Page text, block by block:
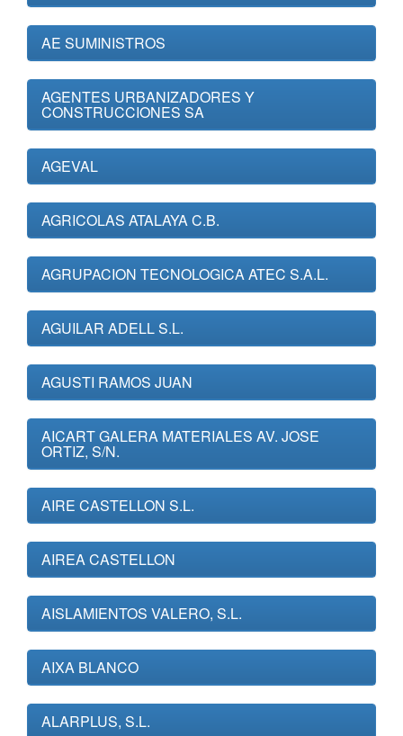
AE SUMINISTROS
AGENTES URBANIZADORES Y
CONSTRUCCIONES SA
AGEVAL
AGRICOLAS ATALAYA C.B.
AGRUPACION TECNOLOGICA ATEC S.A.L.
AGUILAR ADELL S.L.
AGUSTI RAMOS JUAN
AICART GALERA MATERIALES AV. JOSE
ORTIZ, S/N.
AIRE CASTELLON S.L.
AIREA CASTELLON
AISLAMIENTOS VALERO, S.L.
AIXA BLANCO
ALARPLUS, S.L.